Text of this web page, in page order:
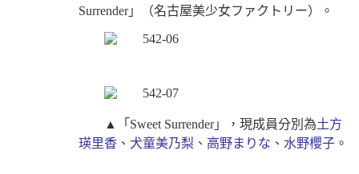
Surrender」
（名古屋美少女ファクトリー）。
▲「Sweet Surrender」 ，現成員分別為土方
瑛里香 、 犬童美乃梨 、 高野まりな 、 水野櫻子 。